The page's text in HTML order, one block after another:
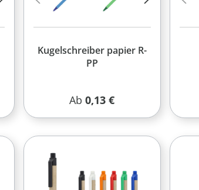
Kugelschreiber papier R-
PP
Regulärer Preis:
Ab0,13 €